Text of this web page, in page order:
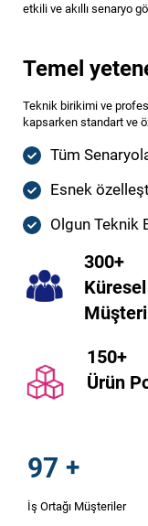
etkili ve akıllı senaryo
Temel
Teknik birikimi ve
kapsarken standart ve
Tüm
Esnek
Olgun Teknik
300+
150+
Ürün
100
İş Ortağı Müşteriler